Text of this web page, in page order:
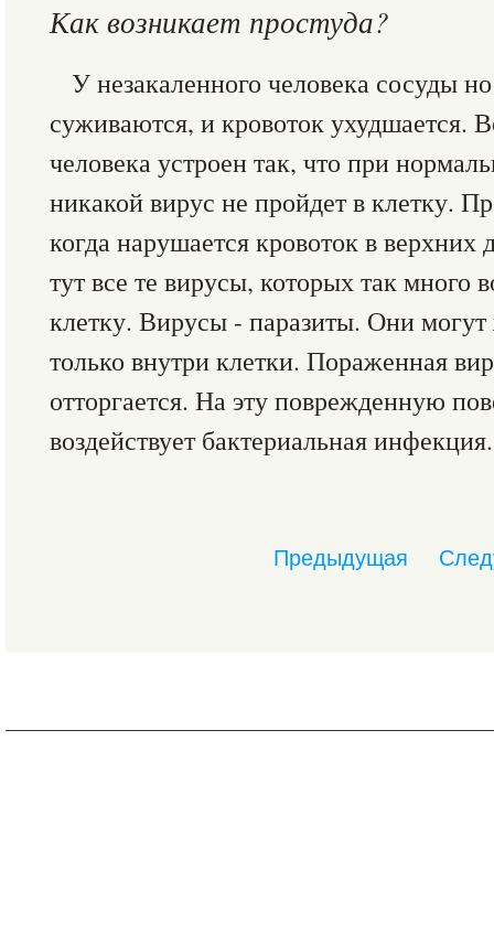
Как возникает простуда?
У незакаленного человека сосуды
суживаются, и кровоток ухудшается.
человека устроен так, что при
никакой вирус не пройдет в клетку.
когда нарушается кровоток в
тут все те вирусы, которых так много
клетку. Вирусы - паразиты. Они
только внутри клетки. Пораженная
отторгается. На эту поврежденную
воздействует бактериальная инфекция.
Предыдущая